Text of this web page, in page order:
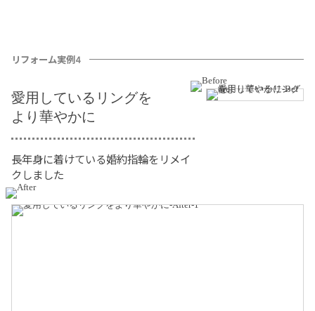
リフォーム実例4
愛用しているリングを
より華やかに
長年身に着けている婚約指輪をリメイ
クしました